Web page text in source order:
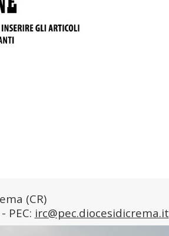
(CR)
- PEC: irc@pec.diocesidicrema.it